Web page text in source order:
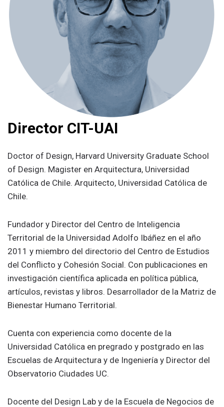
Director CIT-UAI
Doctor of Design, Harvard University Graduate School
of Design. Magister en Arquitectura, Universidad
Católica de Chile. Arquitecto, Universidad Católica de
Chile.
Fundador y Director del Centro de Inteligencia
Territorial de la Universidad Adolfo Ibáñez en el año
2011 y miembro del directorio del Centro de Estudios
del Conflicto y Cohesión Social. Con publicaciones en
investigación científica aplicada en política pública,
artículos, revistas y libros. Desarrollador de la Matriz de
Bienestar Humano Territorial.
Cuenta con experiencia como docente de la
Universidad Católica en pregrado y postgrado en las
Escuelas de Arquitectura y de Ingeniería y Director del
Observatorio Ciudades UC.
Docente del Design Lab y de la Escuela de Negocios de